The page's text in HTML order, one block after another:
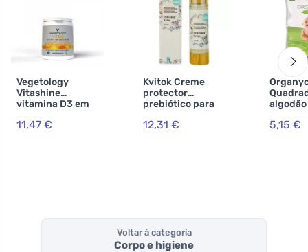
Vegetology
Vitashine
vitamina D3 em
comprimidos
1000 iu 60
11,47 €
Kvitok Creme
protector
prebiótico para
crianças - corpo
inteiro com
12,31 €
(60 pcs)
5,15 €
Voltar à categoria
Corpo e higiene